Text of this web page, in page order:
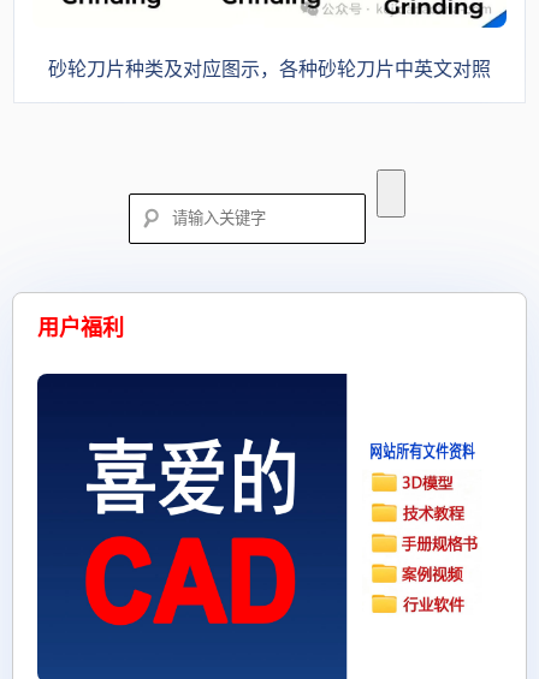
砂轮刀片种类及对应图示，各种砂轮刀片中英文对照
用户福利